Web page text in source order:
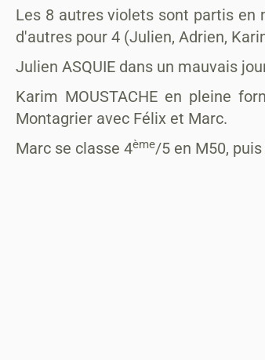
Les 8 autres violets sont partis en
d'autres pour 4 (Julien, Adrien,
Julien ASQUIE dans un mauvais
Karim MOUSTACHE en pleine
Montagrier avec Félix et Marc.
Marc se classe 4ème/5 en M50, puis